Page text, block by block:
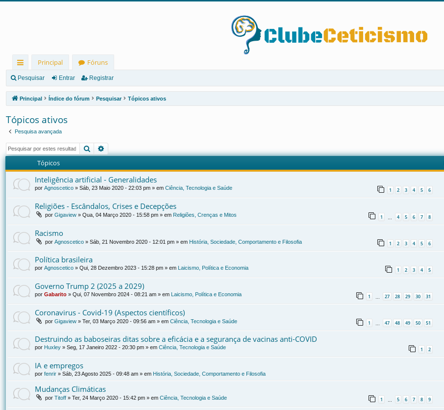
in
ks
rá
pi
os
Principal
Fóruns
Pesquisar Entrar Registrar
Principal Índice do fórum Pesquisar Tópicos ativos
Tópicos ativos
Pesquisa avançada
Pesquisar
Tópicos
Inteligência artificial - Generalidades
por Agnoscetico » Sáb, 23 Maio 2020 - 22:03 pm » em Ciência, Tecnologia e Saúde 1 2 3 4 5 6
Religiões - Escândalos, Crises e Decepções
por Gigaview » Qua, 04 Março 2020 - 15:58 pm » em Religiões, Crenças e Mitos 1 4 5 6 7 8
Racismo
por Agnoscetico » Sáb, 21 Novembro 2020 - 12:01 pm » em História, Sociedade, Comportamento e Filosofia 1 2 3 4 5 6
Política brasileira
por Agnoscetico » Qui, 28 Dezembro 2023 - 15:28 pm » em Laicismo, Política e Economia 1 2 3 4 5
Governo Trump 2 (2025 a 2029)
por Gabarito » Qui, 07 Novembro 2024 - 08:21 am » em Laicismo, Política e Economia 1 27 28 29 30 31
Coronavirus - Covid-19 (Aspectos científicos)
por Gigaview » Ter, 03 Março 2020 - 09:56 am » em Ciência, Tecnologia e Saúde 1 47 48 49 50 51
Destruindo as baboseiras ditas sobre a eficácia e a segurança de vacinas anti-COVID
por Huxley » Seg, 17 Janeiro 2022 - 20:30 pm » em Ciência, Tecnologia e Saúde 1 2
IA e empregos
por fenrir » Sáb, 23 Agosto 2025 - 09:48 am » em História, Sociedade, Comportamento e Filosofia
Mudanças Climáticas
por Titoff » Ter, 24 Março 2020 - 15:42 pm » em Ciência, Tecnologia e Saúde 1 … 5 6 7 8 9